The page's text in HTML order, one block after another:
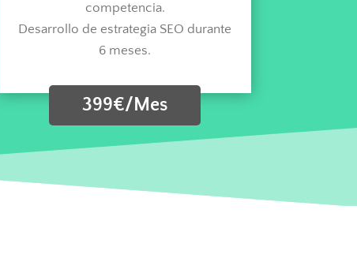
competencia.
Desarrollo de estrategia SEO durante
6 meses.
399€/Mes